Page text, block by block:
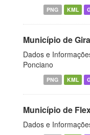
PNG KML
Município de
Dados e
Ponciano
PNG KML
Município de
Dados e